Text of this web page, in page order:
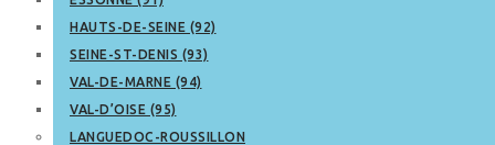
HAUTS-DE-SEINE (92)
SEINE-ST-DENIS (93)
VAL-DE-MARNE (94)
VAL-D’OISE (95)
LANGUEDOC-ROUSSILLON